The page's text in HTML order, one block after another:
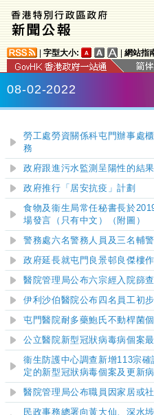
字型大小: 網站指
08-02-2022
勞工處勞資關係科屯門辦事處
務
政府跟進污水監測呈陽性的結
政府推行「居安抗疫」計劃
食物及衞生局常任秘書長於
場發言（只有中文）（附圖）
警務處六名警務人員及三名輔
政府延長就屯門良景邨良傑樓
醫院管理局公布六宗經入院篩
伊利沙伯醫院公布四名員工初
屯門醫院耐多藥鮑氏不動桿菌
公立醫院新型冠狀病毒病個案
衞生防護中心調查新增113宗
定的新型冠狀病毒個案及更新
醫院管理局公布職員因家居或
民政事務總署向黃大仙、深水